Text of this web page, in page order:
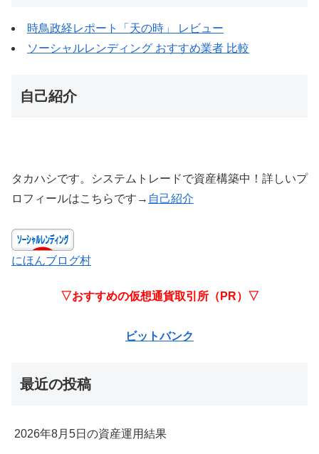
時鳥政経レポート「天の時」 レビュー
ソーシャルレンディング おすすめ業者 比較
自己紹介
タカハシです。システムトレードで資産構築中！詳しいプ
ロフィールはこちらです→ 自己紹介
にほんブログ村
▽おすすめの仮想通貨取引所（PR）▽
ビットバンク
最近の投稿
2026年8月5日の資産運用結果